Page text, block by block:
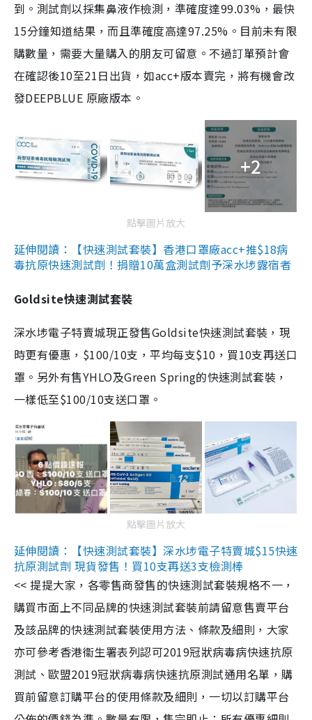
到。測試劑以採集鼻液作檢測，準確度達99.03%，最快
15分鐘知道結果，而且準確度高達97.25%。目前未有限
購數量，需要大量購入的朋友可留意。不過訂單預計會
在確認後10至21日出貨，如acc+版本賣完，將有機會改
發DEEPBLUE 原廠版本。
+2
點擊圖片放大
延伸閱讀：【快速測試套裝】香港口罩廠acc+推$18病
毒抗原快速測試劑！捐贈10萬盒測試劑予深水埗露宿者
Goldsite快速測試套裝
深水埗電子特賣城現正發售Goldsite快速測試套裝，現
時更有優惠，$100/10支，平均每支$10，買10支再送口
罩。另外有售YHLO及Green Spring的快速測試套裝，
一樣低至$100/10支送口罩。
點擊圖片放大
延伸閱讀：【快速測試套裝】深水埗電子特賣城$15快速
抗原測試劑 現貨發售！買10支再送3支檢測棒
<< 提提大家，各零售商發售的快速測試套裝規格不一，
購買市面上不同品牌的快速測試套裝前請留意售賣平台
及該品牌的快速測試套裝使用方法、條款及細則，大家
亦可參考香港衞生署表列認可2019冠狀病毒病快速抗原
測試、歐盟2019冠狀病毒病快速抗原測試通用名單，購
買前留意訂購平台的使用條款及細則，一切以訂購平台